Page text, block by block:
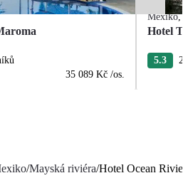
35 089 Kč /os.
Mexiko,
Hotel
5.3
/Mayská riviéra/Hotel Ocean